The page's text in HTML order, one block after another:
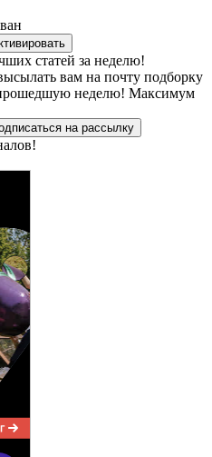
статей за неделю!
вам на почту подборку
неделю! Максимум
на рассылку